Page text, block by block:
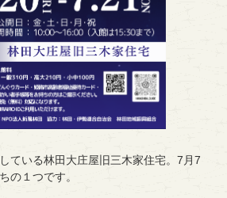
ている林田大庄屋旧三木家住宅。7月7
の１つです。